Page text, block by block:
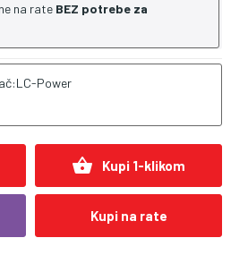
na rate BEZ potrebe za
Power
shopping_basket Kupi 1-klikom
Kupi na rate